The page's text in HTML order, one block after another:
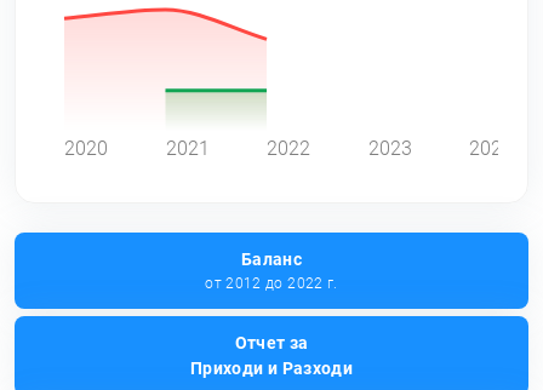
2020 2021 2022 2023 2024
Баланс
от 2012 до 2022 г.
Отчет за
Приходи и Разходи